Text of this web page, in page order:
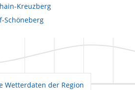
Kreuzberg
Schöneberg
Wetterdaten der Region